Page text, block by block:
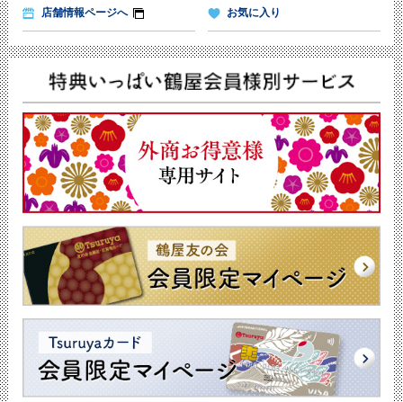
店舗情報ページへ お気に入り